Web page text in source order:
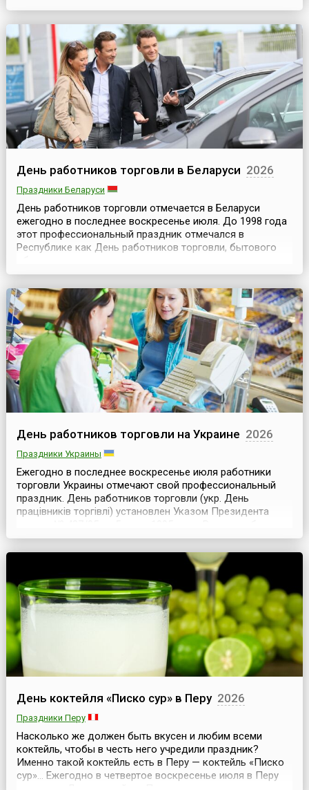
революционеров во главе с малоизвестным тогда
Фиделем Кастро попыталась взять штурмом казармы
Монкада в Сантьяго-де-Куба, втором по величине
городе Кубы (д...
День работников торговли в Беларуси 2026
Праздники Беларуси
День работников торговли отмечается в Беларуси
ежегодно в последнее воскресенье июля. До 1998 года
этот профессиональный праздник отмечался в
Республике как День работников торговли, бытового
хозяйства в четвертое воскресенье марта. Указом
президента страны № 157 от 26 марта 1998 года
закреплено, что дата празднования Дня работников
торговли — последн...
День работников торговли на Украине 2026
Праздники Украины
Ежегодно в последнее воскресенье июля работники
торговли Украины отмечают свой профессиональный
праздник. День работников торговли (укр. День
працівників торгівлі) установлен Указом Президента
торговли отмечали свой профессиональный праздник
вместе с работниками сферы бытового обслуживания и
работниками ЖКХ. Праздник так и назывался — День ...
День коктейля «Писко сур» в Перу 2026
Праздники Перу
Насколько же должен быть вкусен и любим всеми
коктейль, чтобы в честь него учредили праздник?
Именно такой коктейль есть в Перу — коктейль «Писко
сур»... Ежегодно в четвертое воскресенье июля в Перу